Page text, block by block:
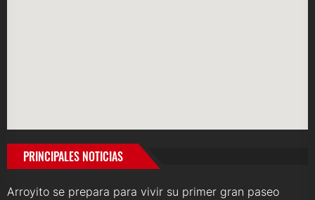
PRINCIPALES NOTICIAS
Arroyito se prepara para vivir su primer gran paseo